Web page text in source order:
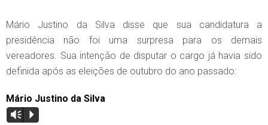
Mário Justino da Silva disse que sua candidatura a
presidência não foi uma surpresa para os demais
vereadores. Sua intenção de disputar o cargo já havia sido
definida após as eleições de outubro do ano passado:
Mário Justino da Silva
Vm P